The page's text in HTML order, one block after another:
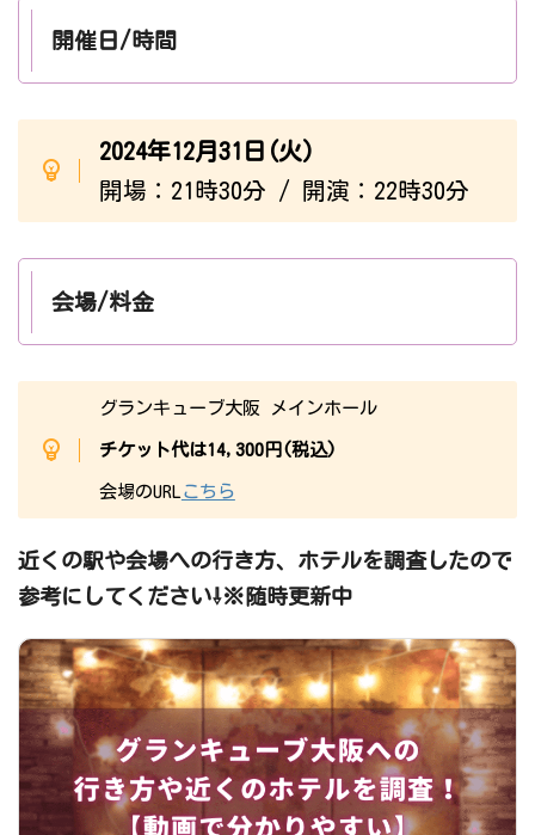
開催日/時間
2024年12月31日(火)
開場：21時30分 / 開演：22時30分
会場/料金
グランキューブ大阪 メインホール
チケット代は14,300円(税込)
会場のURL こちら
近くの駅や会場への行き方、ホテルを調査したので
参考にしてください⇩※随時更新中